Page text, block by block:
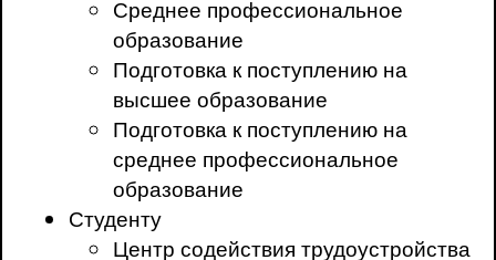
Среднее профессиональное
образование
Подготовка к поступлению на
высшее образование
Подготовка к поступлению на
среднее профессиональное
образование
Студенту
Центр содействия трудоустройства